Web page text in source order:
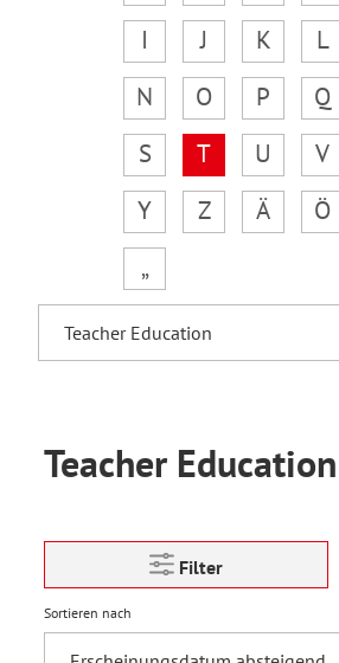
I
J K L
N
O P Q
S
T U V
Y
Z Ä Ö
„
Teacher Education
Filter
Sortieren nach